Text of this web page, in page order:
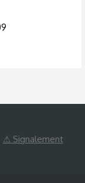
⚠ Signalement